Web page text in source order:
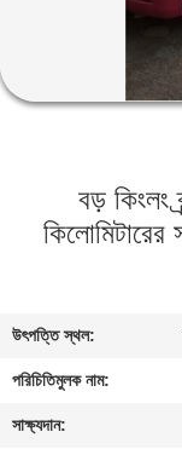
কারখানা
যোগাযোগ
করুন
বড় কিংলং
কিলোমিটারের
উৎপত্তি স্থল:
পরিচিতিমুলক নাম:
সাক্ষ্যদান: